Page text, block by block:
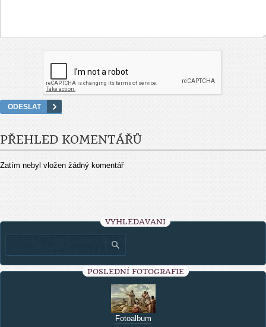
PŘEHLED KOMENTÁŘŮ
Zatím nebyl vložen žádný komentář
VYHLEDÁVÁNÍ
POSLEDNÍ FOTOGRAFIE
Fotoalbum